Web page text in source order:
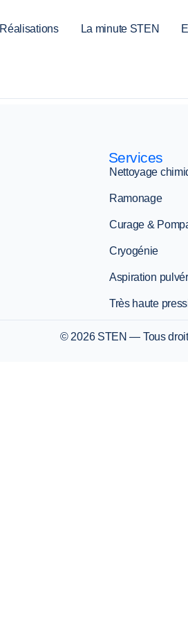
Réalisations La minute STEN
Services
Nettoyage
Ramonage
Curage &
Cryogénie
Aspiration
Très haute
© 2026 STEN — Tous